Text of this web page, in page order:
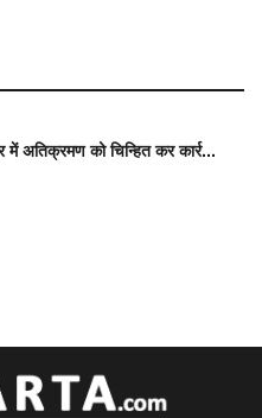
में अतिक्रमण को चिन्हित कर कार्र...